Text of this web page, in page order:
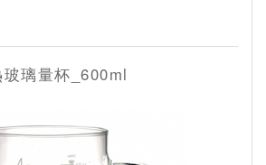
璃量杯_600ml